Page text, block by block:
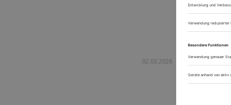
02.03.2026